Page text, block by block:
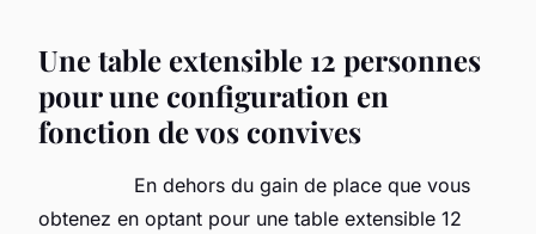
Une table extensible 12 personnes
pour une configuration en
fonction de vos convives
En dehors du gain de place que vous
obtenez en optant pour une table extensible 12